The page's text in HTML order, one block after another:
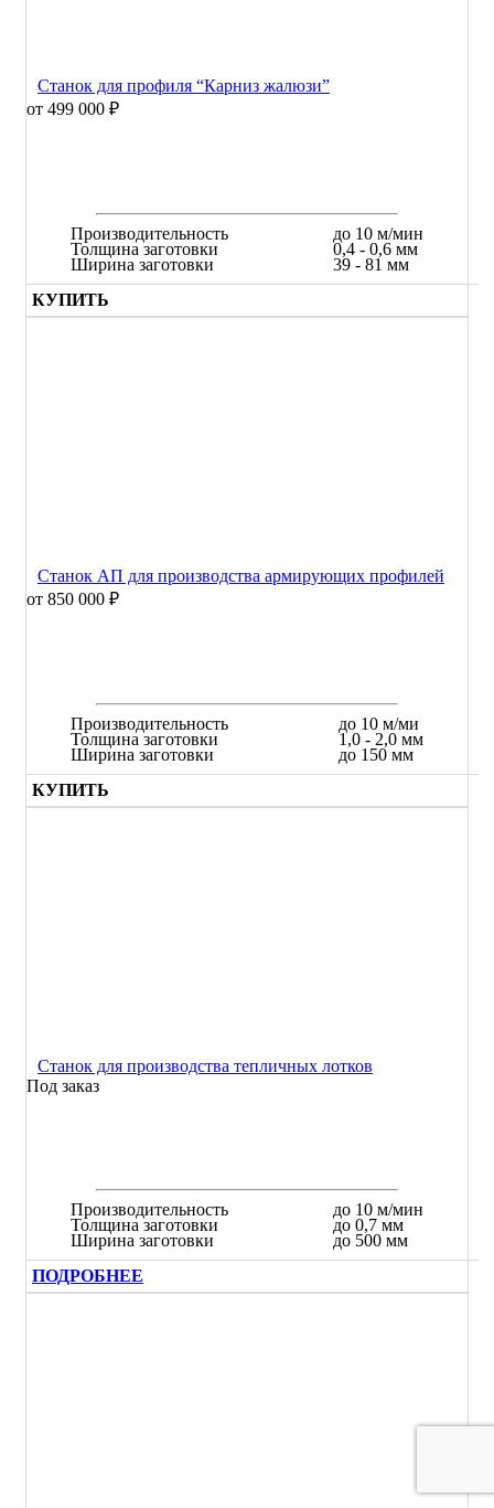
Станок для профиля “Карниз жалюзи”
от 499 000 ₽
Производительность
Толщина заготовки
Ширина заготовки
до 10 м/мин
0,4 - 0,6 мм
39 - 81 мм
КУПИТЬ
Станок АП для производства армирующих профилей
от 850 000 ₽
Производительность
Толщина заготовки
Ширина заготовки
до 10 м/ми
1,0 - 2,0 мм
до 150 мм
КУПИТЬ
Станок для производства тепличных лотков
Под заказ
Производительность
Толщина заготовки
Ширина заготовки
до 10 м/мин
до 0,7 мм
до 500 мм
ПОДРОБНЕЕ